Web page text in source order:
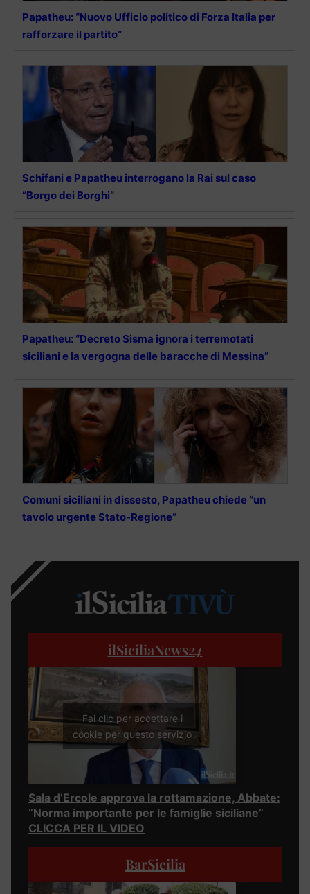
Papatheu: “Nuovo Ufficio politico di Forza Italia per
rafforzare il partito”
Schifani e Papatheu interrogano la Rai sul caso
“Borgo dei Borghi”
Papatheu: “Decreto Sisma ignora i terremotati
siciliani e la vergogna delle baracche di Messina”
Comuni siciliani in dissesto, Papatheu chiede “un
tavolo urgente Stato-Regione”
ilSiciliaNews24
Fai clic per accettare i
cookie per questo servizio
Sala d’Ercole approva la rottamazione, Abbate:
“Norma importante per le famiglie siciliane”
CLICCA PER IL VIDEO
BarSicilia